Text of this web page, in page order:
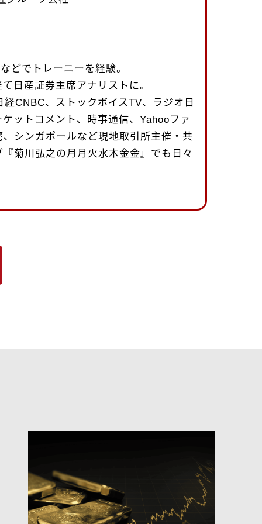
どでトレーニーを経験。
日産証券主席アナリストに。
CNBC、ストックボイスTV、ラジオ日
ットコメント、時事通信、Yahooファ
シンガポールなど現地取引所主催・共
菊川弘之の月月火水木金金』でも日々